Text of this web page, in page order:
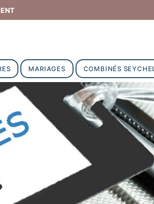
MARIAGES COMBINÉS